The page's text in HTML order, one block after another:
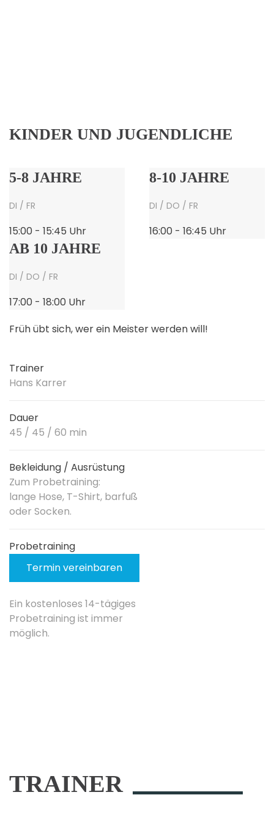
KINDER UND JUGENDLICHE
5-8 JAHRE
DI / FR
15:00 - 15:45 Uhr
8-10 JAHRE
DI / DO / FR
16:00 - 16:45 Uhr
AB 10 JAHRE
DI / DO / FR
17:00 - 18:00 Uhr
Früh übt sich, wer ein Meister werden will!
Trainer
Hans Karrer
Dauer
45 / 45 / 60 min
Bekleidung / Ausrüstung
Zum Probetraining:
lange Hose, T-Shirt, barfuß
oder Socken.
Probetraining
Termin vereinbaren
Ein kostenloses 14-tägiges
Probetraining ist immer
möglich.
TRAINER